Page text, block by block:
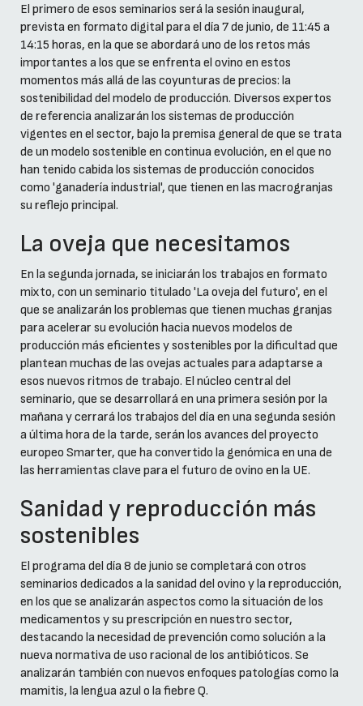
El primero de esos seminarios será la sesión inaugural,
prevista en formato digital para el día 7 de junio, de 11:45 a
14:15 horas, en la que se abordará uno de los retos más
importantes a los que se enfrenta el ovino en estos
momentos más allá de las coyunturas de precios: la
sostenibilidad del modelo de producción. Diversos expertos
de referencia analizarán los sistemas de producción
vigentes en el sector, bajo la premisa general de que se trata
de un modelo sostenible en continua evolución, en el que no
han tenido cabida los sistemas de producción conocidos
como 'ganadería industrial', que tienen en las macrogranjas
su reflejo principal.
La oveja que necesitamos
En la segunda jornada, se iniciarán los trabajos en formato
mixto, con un seminario titulado 'La oveja del futuro', en el
que se analizarán los problemas que tienen muchas granjas
para acelerar su evolución hacia nuevos modelos de
producción más eficientes y sostenibles por la dificultad que
plantean muchas de las ovejas actuales para adaptarse a
esos nuevos ritmos de trabajo. El núcleo central del
seminario, que se desarrollará en una primera sesión por la
mañana y cerrará los trabajos del día en una segunda sesión
a última hora de la tarde, serán los avances del proyecto
europeo Smarter, que ha convertido la genómica en una de
las herramientas clave para el futuro de ovino en la UE.
Sanidad y reproducción más
sostenibles
El programa del día 8 de junio se completará con otros
seminarios dedicados a la sanidad del ovino y la reproducción,
en los que se analizarán aspectos como la situación de los
medicamentos y su prescripción en nuestro sector,
destacando la necesidad de prevención como solución a la
nueva normativa de uso racional de los antibióticos. Se
analizarán también con nuevos enfoques patologías como la
mamitis, la lengua azul o la fiebre Q.